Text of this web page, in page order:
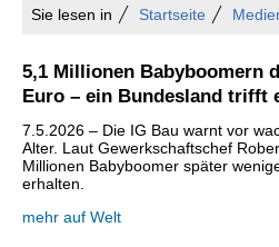
Sie lesen in Startseite
5,1 Millionen Babyboomern
Euro – ein Bundesland trifft
7.5.2026 – Die IG Bau warnt vor
Alter. Laut Gewerkschaftschef
Millionen Babyboomer später
erhalten.
mehr auf Welt